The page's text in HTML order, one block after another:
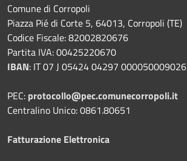
Comune di Corropoli
Piazza Pié di Corte 5, 64013, Corropoli (TE)
Codice Fiscale: 82002820676
Partita IVA: 00425220670
IBAN: IT 07 J 05424 04297 000050009026
PEC: protocollo@pec.comunecorropoli.it
Centralino Unico: 0861.80651
Fatturazione Elettronica